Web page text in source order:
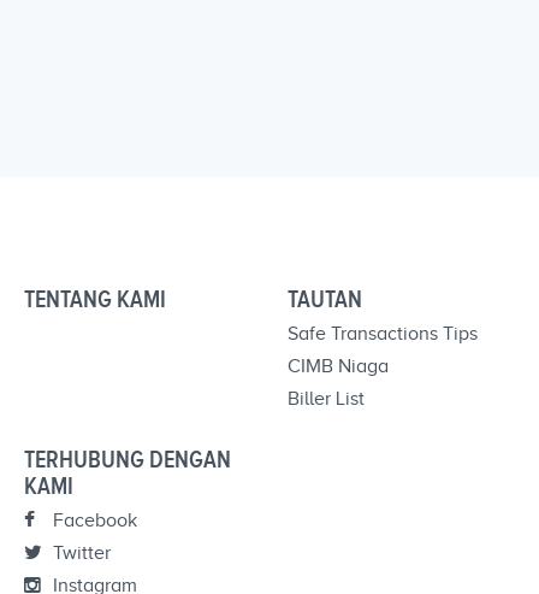
TENTANG KAMI TAUTAN
Safe Transactions Tips
CIMB Niaga
Biller List
TERHUBUNG DENGAN
KAMI
Facebook
Twitter
Instagram